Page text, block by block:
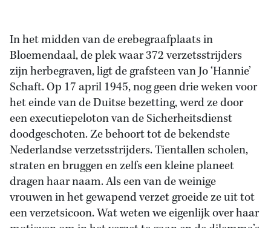
In het midden van de erebegraafplaats in
Bloemendaal, de plek waar 372 verzetsstrijders
zijn herbegraven, ligt de grafsteen van Jo ‘Hannie’
Schaft. Op 17 april 1945, nog geen drie weken voor
het einde van de Duitse bezetting, werd ze door
een executiepeloton van de Sicherheitsdienst
doodgeschoten. Ze behoort tot de bekendste
Nederlandse verzetsstrijders. Tientallen scholen,
straten en bruggen en zelfs een kleine planeet
dragen haar naam. Als een van de weinige
vrouwen in het gewapend verzet groeide ze uit tot
een verzetsicoon. Wat weten we eigenlijk over haar